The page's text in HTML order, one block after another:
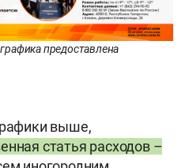
предоставлена
выше,
статья расходов –